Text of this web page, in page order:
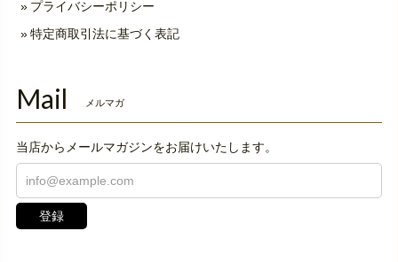
プライバシーポリシー
特定商取引法に基づく表記
Mail メルマガ
当店からメールマガジンをお届けいたします。
登録